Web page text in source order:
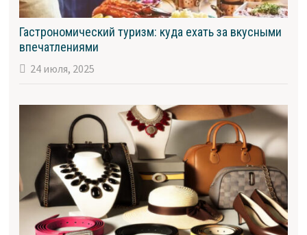
Гастрономический туризм: куда ехать за вкусными
впечатлениями
24 июля, 2025